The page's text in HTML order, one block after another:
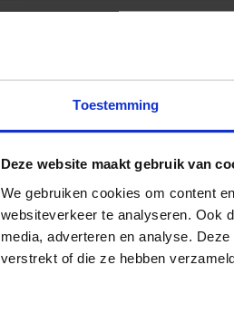
Toestemming
Deze website maakt gebruik van
We gebruiken cookies om content
websiteverkeer te analyseren. Ook
media, adverteren en analyse.
verstrekt of die ze hebben
L80B10
Niet dimbaar
IK07